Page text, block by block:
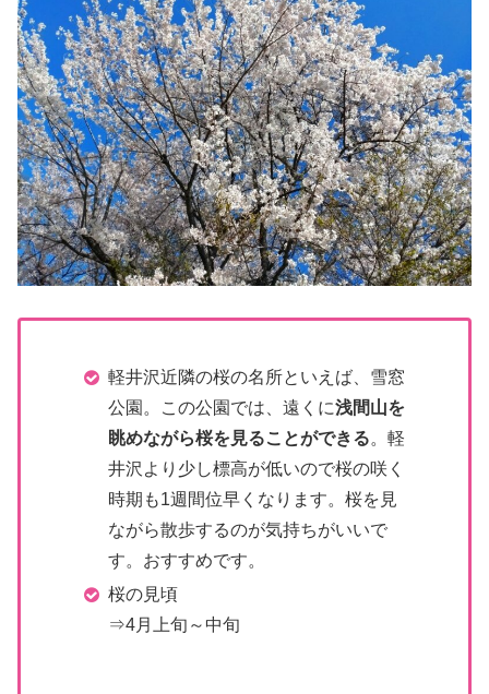
軽井沢近隣の桜の名所といえば、雪窓
公園。この公園では、遠くに浅間山を
眺めながら桜を見ることができる。軽
井沢より少し標高が低いので桜の咲く
時期も1週間位早くなります。桜を見
ながら散歩するのが気持ちがいいで
す。おすすめです。
桜の見頃
⇒4月上旬～中旬